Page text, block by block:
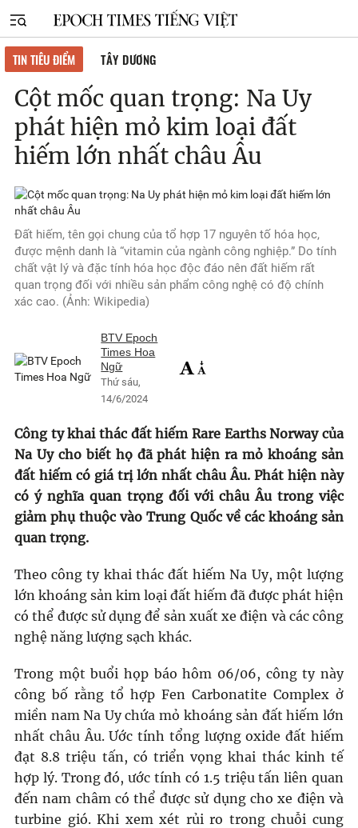
TIN TIÊU ĐIỂM TÂY DƯƠNG
Cột mốc quan trọng: Na Uy
phát hiện mỏ kim loại đất
hiếm lớn nhất châu Âu
Đất hiếm, tên gọi chung của tổ hợp 17 nguyên tố hóa học,
được mệnh danh là “vitamin của ngành công nghiệp.” Do tính
chất vật lý và đặc tính hóa học độc đáo nên đất hiếm rất
quan trọng đối với nhiều sản phẩm công nghệ có độ chính
xác cao. (Ảnh: Wikipedia)
BTV Epoch
Times Hoa
Ngữ
Thứ sáu,
14/6/2024
Công ty khai thác đất hiếm Rare Earths Norway của
Na Uy cho biết họ đã phát hiện ra mỏ khoáng sản
đất hiếm có giá trị lớn nhất châu Âu. Phát hiện này
có ý nghĩa quan trọng đối với châu Âu trong việc
giảm phụ thuộc vào Trung Quốc về các khoáng sản
quan trọng.
Theo công ty khai thác đất hiếm Na Uy, một lượng
lớn khoáng sản kim loại đất hiếm đã được phát hiện
có thể được sử dụng để sản xuất xe điện và các công
nghệ năng lượng sạch khác.
Trong một buổi họp báo hôm 06/06, công ty này
công bố rằng tổ hợp Fen Carbonatite Complex ở
miền nam Na Uy chứa mỏ khoáng sản đất hiếm lớn
nhất châu Âu. Ước tính tổng lượng oxide đất hiếm
đạt 8.8 triệu tấn, có triển vọng khai thác kinh tế
hợp lý. Trong đó, ước tính có 1.5 triệu tấn liên quan
đến nam châm có thể được sử dụng cho xe điện và
turbine gió. Khi xem xét rủi ro trong chuỗi cung